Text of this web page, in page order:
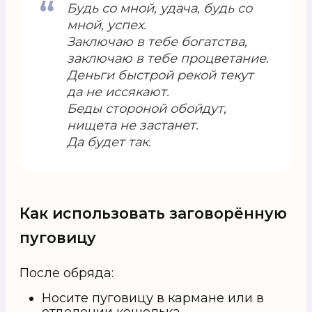
Будь со мной, удача, будь со
мной, успех.
Заключаю в тебе богатства,
заключаю в тебе процветание.
Деньги быстрой рекой текут
да не иссякают.
Беды стороной обойдут,
нищета не застанет.
Да будет так.
Как использовать заговорённую
пуговицу
После обряда:
Носите пуговицу в кармане или в